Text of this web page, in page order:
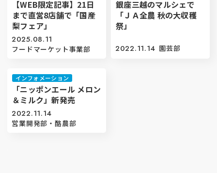
【WEB限定記事】21日
まで直営8店舗で「国産
梨フェア」
2025.08.11
フードマーケット事業部
銀座三越のマルシェで
「ＪＡ全農 秋の大収穫
祭」
2022.11.14 園芸部
インフォメーション
「ニッポンエール メロン
＆ミルク」新発売
2022.11.14
営業開発部・酪農部